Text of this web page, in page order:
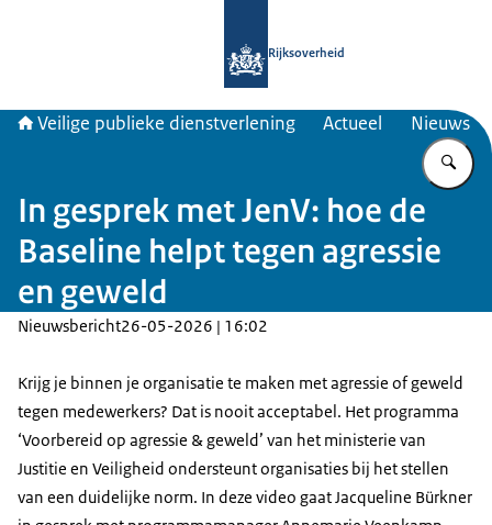
Rijksoverheid
Veilige publieke dienstverlening Actueel Nieuws
In gesprek met JenV: hoe de
Baseline helpt tegen agressie
en geweld
Nieuwsbericht26-05-2026 | 16:02
Krijg je binnen je organisatie te maken met agressie of geweld
tegen medewerkers? Dat is nooit acceptabel. Het programma
‘Voorbereid op agressie & geweld’ van het ministerie van
Justitie en Veiligheid ondersteunt organisaties bij het stellen
van een duidelijke norm. In deze video gaat Jacqueline Bürkner